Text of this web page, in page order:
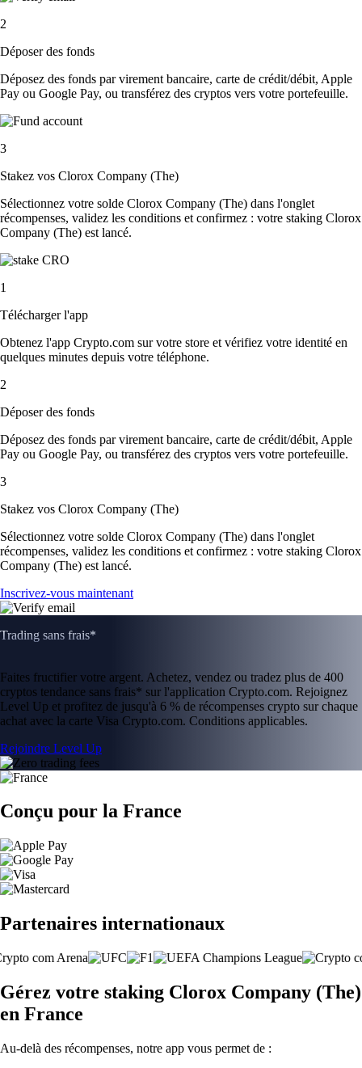
2
Déposer des fonds
Déposez des fonds par virement bancaire, carte de crédit/débit, Apple
Pay ou Google Pay, ou transférez des cryptos vers votre portefeuille.
3
Stakez vos Clorox Company (The)
Sélectionnez votre solde Clorox Company (The) dans l'onglet
récompenses, validez les conditions et confirmez : votre staking Clorox
Company (The) est lancé.
1
Télécharger l'app
Obtenez l'app Crypto.com sur votre store et vérifiez votre identité en
quelques minutes depuis votre téléphone.
2
Déposer des fonds
Déposez des fonds par virement bancaire, carte de crédit/débit, Apple
Pay ou Google Pay, ou transférez des cryptos vers votre portefeuille.
3
Stakez vos Clorox Company (The)
Sélectionnez votre solde Clorox Company (The) dans l'onglet
récompenses, validez les conditions et confirmez : votre staking Clorox
Company (The) est lancé.
Inscrivez-vous maintenant
Trading sans frais*
Faites fructifier votre argent. Achetez, vendez ou tradez plus de 400
cryptos tendance sans frais* sur l'application Crypto.com. Rejoignez
Level Up et profitez de jusqu'à 6 % de récompenses crypto sur chaque
achat avec la carte Visa Crypto.com. Conditions applicables.
Rejoindre Level Up
Conçu pour la France
Partenaires internationaux
Gérez votre staking Clorox Company (The)
en France
Au-delà des récompenses, notre app vous permet de :